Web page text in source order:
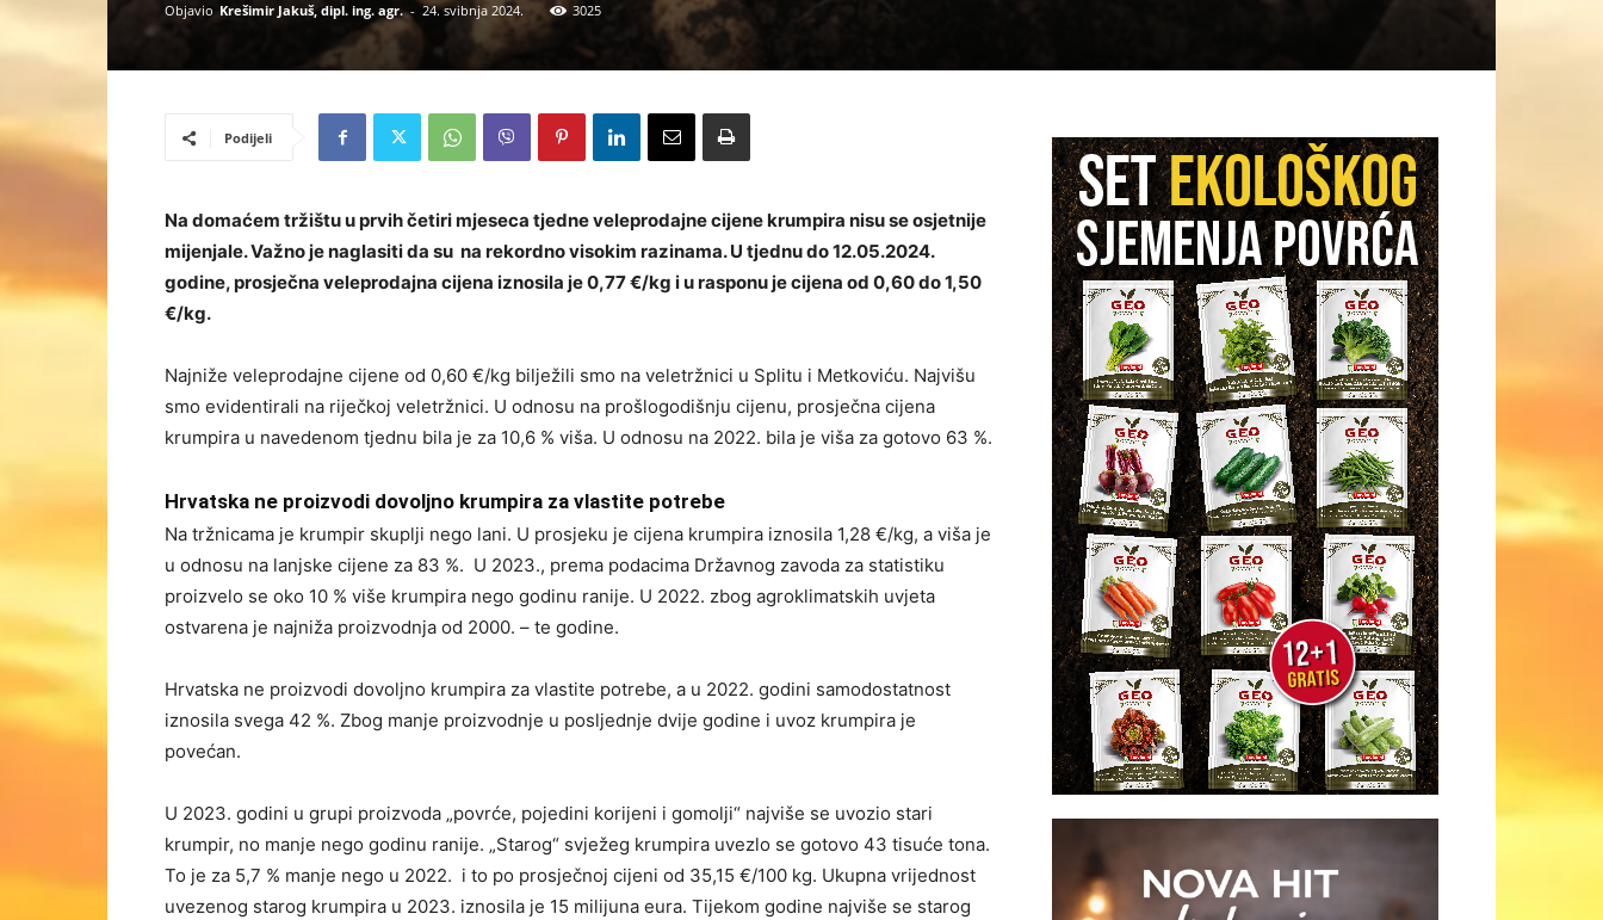
Objavio Krešimir Jakuš, dipl. ing. agr. - 24. svibnja 2024. 3025
Podijeli
Na domaćem tržištu u prvih četiri mjeseca tjedne veleprodajne cijene krumpira nisu se osjetnije
mijenjale. Važno je naglasiti da su na rekordno visokim razinama. U tjednu do 12.05.2024.
godine, prosječna veleprodajna cijena iznosila je 0,77 €/kg i u rasponu je cijena od 0,60 do 1,50
€/kg.
Najniže veleprodajne cijene od 0,60 €/kg bilježili smo na veletržnici u Splitu i Metkoviću. Najvišu
smo evidentirali na riječkoj veletržnici. U odnosu na prošlogodišnju cijenu, prosječna cijena
krumpira u navedenom tjednu bila je za 10,6 % viša. U odnosu na 2022. bila je viša za gotovo 63 %.
Hrvatska ne proizvodi dovoljno krumpira za vlastite potrebe
Na tržnicama je krumpir skuplji nego lani. U prosjeku je cijena krumpira iznosila 1,28 €/kg, a viša je
u odnosu na lanjske cijene za 83 %. U 2023., prema podacima Državnog zavoda za statistiku
proizvelo se oko 10 % više krumpira nego godinu ranije. U 2022. zbog agroklimatskih uvjeta
ostvarena je najniža proizvodnja od 2000. – te godine.
Hrvatska ne proizvodi dovoljno krumpira za vlastite potrebe, a u 2022. godini samodostatnost
iznosila svega 42 %. Zbog manje proizvodnje u posljednje dvije godine i uvoz krumpira je
povećan.
U 2023. godini u grupi proizvoda „povrće, pojedini korijeni i gomolji“ najviše se uvozio stari
krumpir, no manje nego godinu ranije. „Starog“ svježeg krumpira uvezlo se gotovo 43 tisuće tona.
To je za 5,7 % manje nego u 2022. i to po prosječnoj cijeni od 35,15 €/100 kg. Ukupna vrijednost
uvezenog starog krumpira u 2023. iznosila je 15 milijuna eura. Tijekom godine najviše se starog